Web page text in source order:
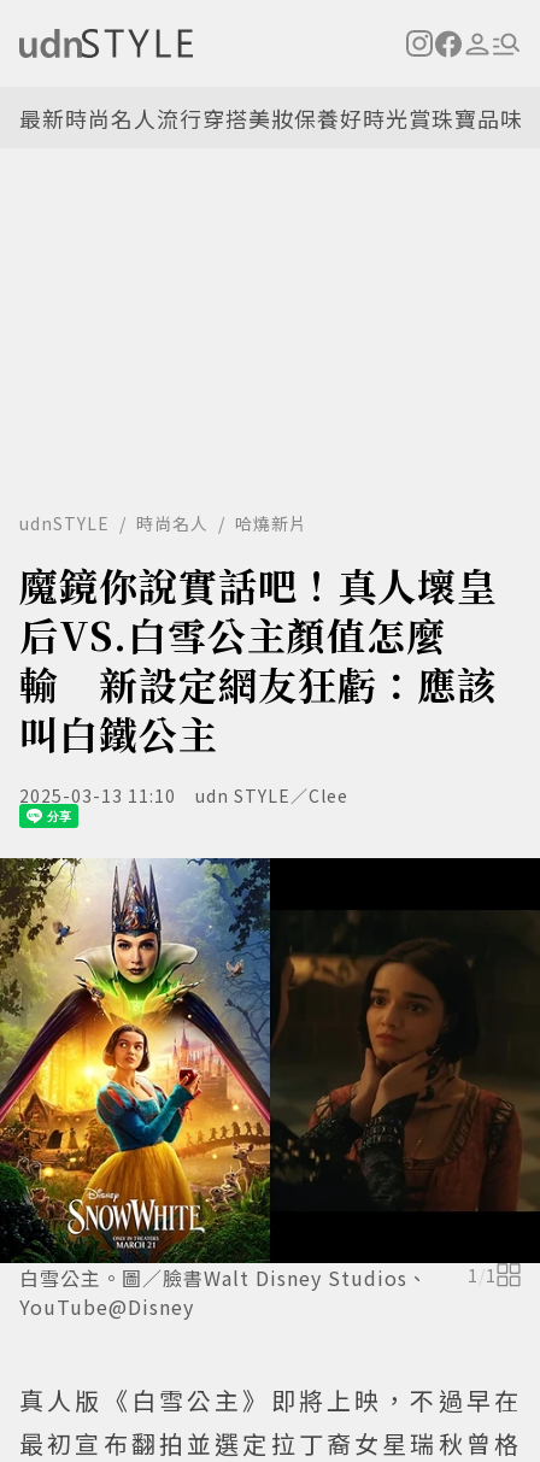
最新時尚名人流行穿搭美妝保養好時光賞珠寶品味
udnSTYLE 時尚名人 哈燒新片
魔鏡你說實話吧！真人壞皇
后VS.白雪公主顏值怎麼
輸 新設定網友狂虧：應該
叫白鐵公主
2025-03-13 11:10 udn STYLE／Clee
白雪公主。圖／臉書Walt Disney Studios、
YouTube@Disney
1/1
真人版《白雪公主》即將上映，不過早在
最初宣布翻拍並選定拉丁裔女星瑞秋曾格